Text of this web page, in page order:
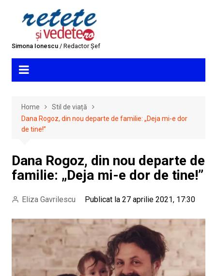
Simona Ionescu/ Redactor Șef
Home
Stil de viață
Dana Rogoz, din nou departe de familie: „Deja mi-e dor
de tine!”
Dana Rogoz, din nou departe de
familie: „Deja mi-e dor de tine!”
Eliza Gavrilescu Publicat la 27 aprilie 2021, 17:30